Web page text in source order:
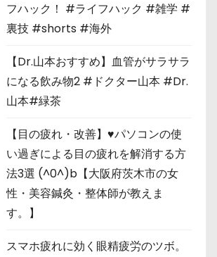
フハック！ #ライフハック #雑学 #
裏技 #shorts #海外
【Dr.山本おすすめ】血管がサラサラ
になる飲み物2 #ドクター山本 #Dr.
山本#緑茶
【目の疲れ・改善】♥パソコンの使
い過ぎによる目の疲れを解消する方
法3選 (^0^)b【大阪府茨木市の女
性・美容鍼灸・整体師が教えま
す。】
スマホ疲れに効く眼精疲労のツボ。